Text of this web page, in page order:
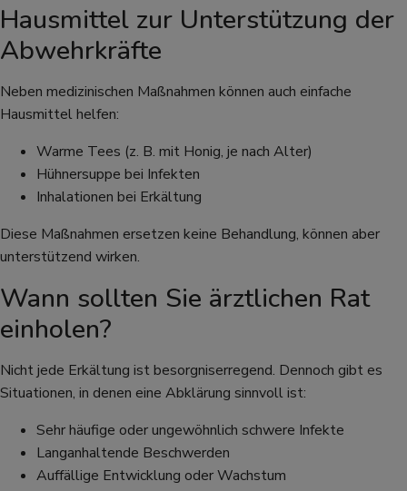
Hausmittel zur Unterstützung der
Abwehrkräfte
Neben medizinischen Maßnahmen können auch einfache
Hausmittel helfen:
Warme Tees (z. B. mit Honig, je nach Alter)
Hühnersuppe bei Infekten
Inhalationen bei Erkältung
Diese Maßnahmen ersetzen keine Behandlung, können aber
unterstützend wirken.
Wann sollten Sie ärztlichen Rat
einholen?
Nicht jede Erkältung ist besorgniserregend. Dennoch gibt es
Situationen, in denen eine Abklärung sinnvoll ist:
Sehr häufige oder ungewöhnlich schwere Infekte
Langanhaltende Beschwerden
Auffällige Entwicklung oder Wachstum